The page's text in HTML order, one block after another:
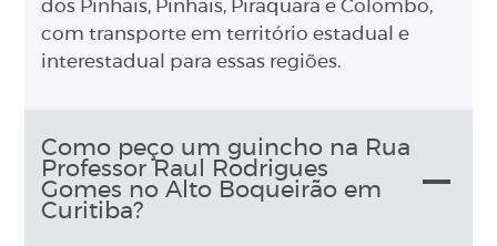
dos Pinhais, Pinhais, Piraquara e Colombo,
com transporte em território estadual e
interestadual para essas regiões.
Como peço um guincho na Rua
Professor Raul Rodrigues
Gomes no Alto Boqueirão em
Curitiba?